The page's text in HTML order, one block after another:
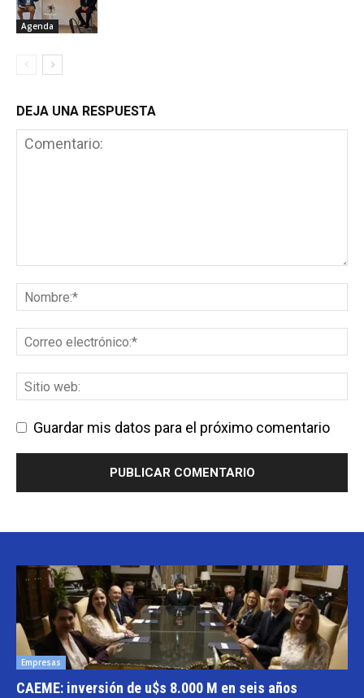
Agenda
DEJA UNA RESPUESTA
Guardar mis datos para el próximo comentario
Empresas
CAEME: inversión de u$s 8.000 M en seis años